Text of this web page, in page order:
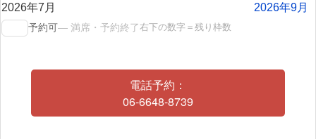
2026年7月 2026年9月
予約可— 満席・予約終了右下の数字＝残り枠数
電話予約：
06-6648-8739